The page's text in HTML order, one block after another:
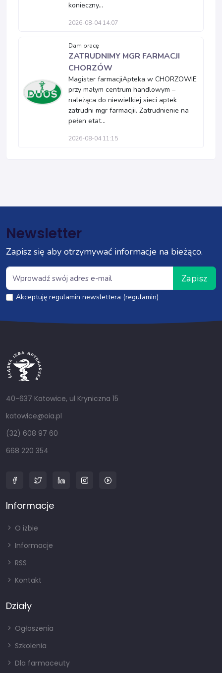
konieczny...
2026-08-04 14:07
Dam pracę
ZATRUDNIMY MGR FARMACJI
CHORZÓW
Magister farmacjiApteka w CHORZOWIE
przy małym centrum handlowym –
należąca do niewielkiej sieci aptek
zatrudni mgr farmacjii. Zatrudnienie na
pełen etat...
2026-08-04 11:15
Newsletter
Zapisz się aby otrzymywać informacje na bieżąco.
Zapisz
Akceptuję regulamin newslettera (regulamin)
40-637 Katowice, ul Kryniczna 15
katowice@oia.pl
(32) 608 97 60
668 220 354
Informacje
O izbie
Informacje
RSS
Kontakt
Działy
Ogłoszenia
Szkolenia
Dla farmaceuty